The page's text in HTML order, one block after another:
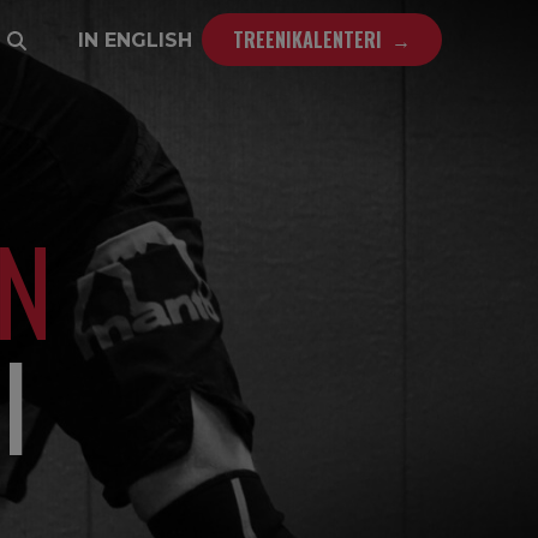
IN ENGLISH TREENIKALENTERI